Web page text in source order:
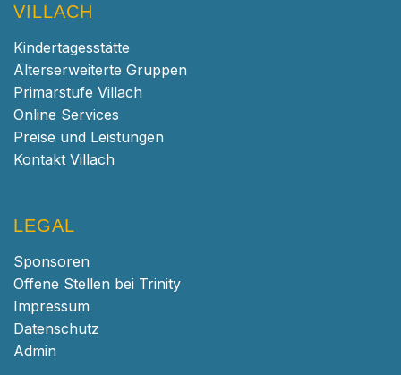
VILLACH
Kindertagesstätte
Alterserweiterte Gruppen
Primarstufe Villach
Online Services
Preise und Leistungen
Kontakt Villach
LEGAL
Sponsoren
Offene Stellen bei Trinity
Impressum
Datenschutz
Admin